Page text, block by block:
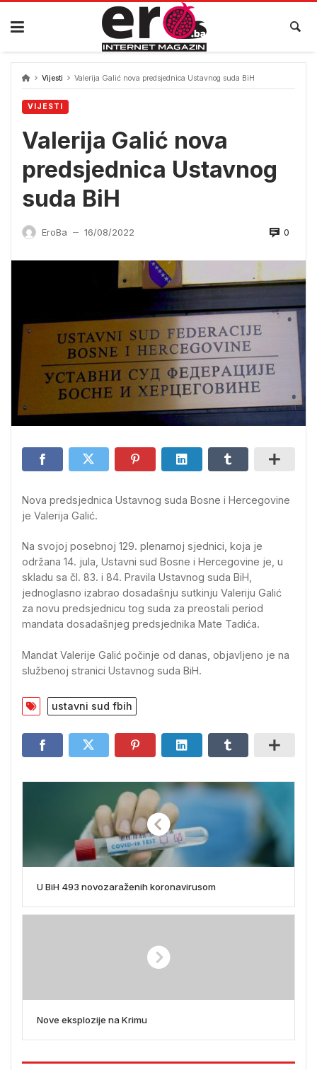
Skip
content
Vijesti Valerija Galić nova predsjednica Ustavnog suda BiH
VIJESTI
Valerija Galić nova
predsjednica Ustavnog
suda BiH
EroBa — 16/08/2022 0
Nova predsjednica Ustavnog suda Bosne i Hercegovine
je Valerija Galić.
Na svojoj posebnoj 129. plenarnoj sjednici, koja je
održana 14. jula, Ustavni sud Bosne i Hercegovine je, u
skladu sa čl. 83. i 84. Pravila Ustavnog suda BiH,
jednoglasno izabrao dosadašnju sutkinju Valeriju Galić
za novu predsjednicu tog suda za preostali period
mandata dosadašnjeg predsjednika Mate Tadića.
Mandat Valerije Galić počinje od danas, objavljeno je na
službenoj stranici Ustavnog suda BiH.
ustavni sud fbih
U BiH 493 novozaraženih koronavirusom
Nove eksplozije na Krimu